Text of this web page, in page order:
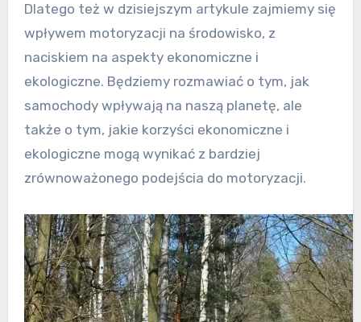
Dlatego też w dzisiejszym artykule zajmiemy się
wpływem motoryzacji na środowisko, z
naciskiem na aspekty ekonomiczne i
ekologiczne. Będziemy rozmawiać o tym, jak
samochody wpływają na naszą planetę, ale
także o tym, jakie korzyści ekonomiczne i
ekologiczne mogą wynikać z bardziej
zrównoważonego podejścia do motoryzacji.